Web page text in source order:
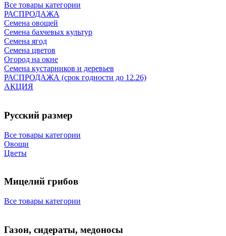
Все товары категории
РАСПРОДАЖА
Семена овощей
Семена бахчевых культур
Семена ягод
Семена цветов
Огород на окне
Семена кустарников и деревьев
РАСПРОДАЖА (срок годности до 12.26)
АКЦИЯ
Русский размер
Все товары категории
Овощи
Цветы
Мицелий грибов
Все товары категории
Газон, сидераты, медоносы